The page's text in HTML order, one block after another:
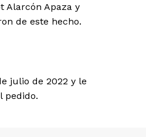
Alarcón Apaza y
de este hecho.
julio de 2022 y le
pedido.